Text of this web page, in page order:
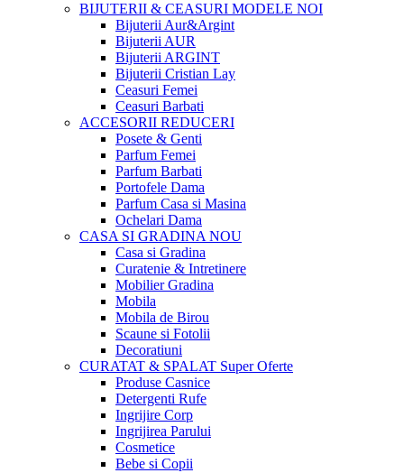
BIJUTERII & CEASURI MODELE NOI
Bijuterii Aur&Argint
Bijuterii AUR
Bijuterii ARGINT
Bijuterii Cristian Lay
Ceasuri Femei
Ceasuri Barbati
ACCESORII REDUCERI
Posete & Genti
Parfum Femei
Parfum Barbati
Portofele Dama
Parfum Casa si Masina
Ochelari Dama
CASA SI GRADINANOU
Casa si Gradina
Curatenie & Intretinere
Mobilier Gradina
Mobila
Mobila de Birou
Scaune si Fotolii
Decoratiuni
CURATAT & SPALAT Super Oferte
Produse Casnice
Detergenti Rufe
Ingrijire Corp
Ingrijirea Parului
Cosmetice
Bebe si Copii